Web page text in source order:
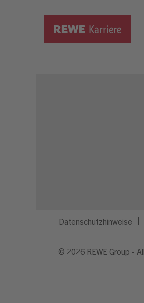
Datenschutzhinweise
© 2026 REWE Group -